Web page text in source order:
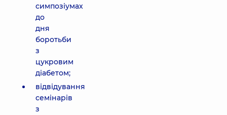
симпозіумах
до
дня
боротьби
з
цукровим
діабетом;
відвідування
семінарів
з